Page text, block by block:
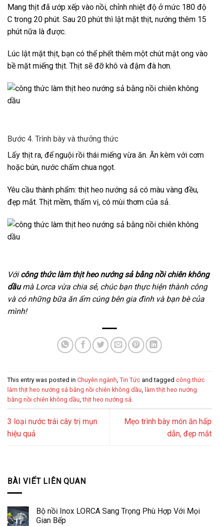
Mang thịt đã ướp xếp vào nồi, chỉnh nhiệt độ ở mức 180 độ
C trong 20 phút. Sau 20 phút thì lật mặt thịt, nướng thêm 15
phút nữa là được.
Lúc lật mặt thịt, bạn có thể phết thêm một chút mật ong vào
bề mặt miếng thịt. Thịt sẽ đỡ khô và đậm đà hơn.
Bước 4. Trình bày và thưởng thức
Lấy thịt ra, để nguội rồi thái miếng vừa ăn. Ăn kèm với cơm
hoặc bún, nước chấm chua ngọt.
Yêu cầu thành phẩm: thịt heo nướng sả có màu vàng đều,
đẹp mắt. Thịt mềm, thấm vị, có mùi thơm của sả.
Với công thức làm thịt heo nướng sả bằng nồi chiên không
dầumà Lorca vừa chia sẻ, chúc bạn thực hiện thành công
và có những bữa ăn ấm cúng bên gia đình và bạn bè của
mình!
This entry was posted in Chuyên ngành Tin Tức and tagged công thức
làm thịt heo nướng sả bằng nồi chiên không dầu làm thịt heo nướng
bằng nồi chiên không dầu ,thịt heo nướng sả
3 loại nước trái cây trị mụn
hiệu quả
Mẹo trình bày món ăn hấp
dẫn, đẹp mắt
BÀI VIẾT LIÊN QUAN
Bộ nồi Inox LORCA Sang Trọng Phù Hợp Với Mọi
Gian Bếp